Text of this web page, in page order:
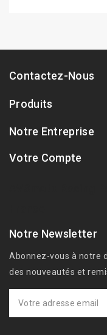
Contactez-Nous
Produits
Notre Entreprise
Votre Compte
Notre Newsletter
Abonnez-vous à notre
des nouveautés et